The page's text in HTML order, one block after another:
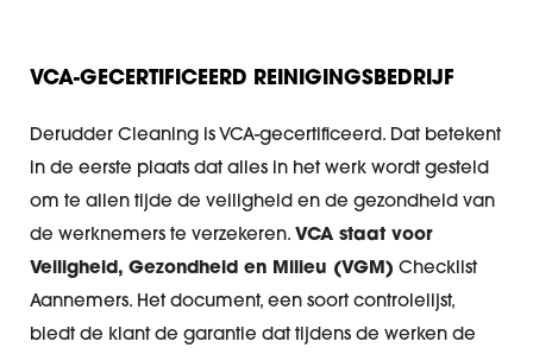
VCA-GECERTIFICEERD REINIGINGSBEDRIJF
Derudder Cleaning is VCA-gecertificeerd. Dat betekent
in de eerste plaats dat alles in het werk wordt gesteld
om te allen tijde de veiligheid en de gezondheid van
de werknemers te verzekeren. VCA staat voor
Veiligheid, Gezondheid en Milieu (VGM) Checklist
Aannemers. Het document, een soort controlelijst,
biedt de klant de garantie dat tijdens de werken de